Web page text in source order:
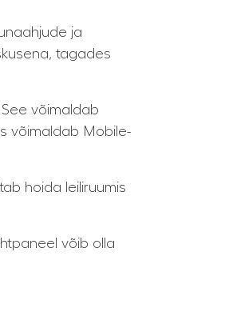
ja
tagades
võimaldab
võimaldab Mobile-
hoida leiliruumis
võib olla